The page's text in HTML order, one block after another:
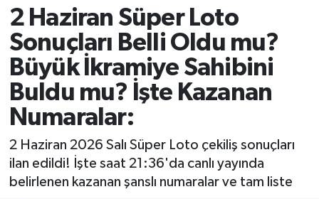
2 Haziran Süper Loto
Sonuçları Belli Oldu mu?
Büyük İkramiye Sahibini
Buldu mu? İşte Kazanan
Numaralar:
2 Haziran 2026 Salı Süper Loto çekiliş sonuçları
ilan edildi! İşte saat 21:36'da canlı yayında
belirlenen kazanan şanslı numaralar ve tam liste
Balya
Bandırma
Bigadiç
BİYOGRAFİLER
Burhaniye
ÇEVRE
Balıkesir Namaz Vakitleri
Balıkesir Trafik Yoğunluk Haritası
Süper Lig Puan Durumu ve Fikstür
Tüm Manşetler
Son Dakika Haberleri
Haber Arşivi